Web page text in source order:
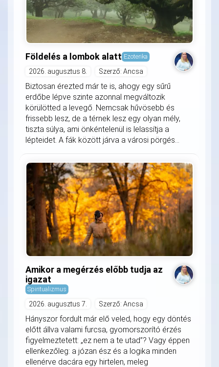
Földelés a lombok alatt Ezoterika
2026. augusztus 8. Szerző: Ancsa
Biztosan érezted már te is, ahogy egy sűrű
erdőbe lépve szinte azonnal megváltozik
körülötted a levegő. Nemcsak hűvösebb és
frissebb lesz, de a térnek lesz egy olyan mély,
tiszta súlya, ami önkéntelenül is lelassítja a
lépteidet. A fák között járva a városi pörgés...
Amikor a megérzés előbb tudja az
igazat
Spiritualizmus
2026. augusztus 7. Szerző: Ancsa
Hányszor fordult már elő veled, hogy egy döntés
előtt állva valami furcsa, gyomorszorító érzés
figyelmeztetett: „ez nem a te utad”? Vagy éppen
ellenkezőleg: a józan ész és a logika minden
ellenérve dacára egy hirtelen, meleg